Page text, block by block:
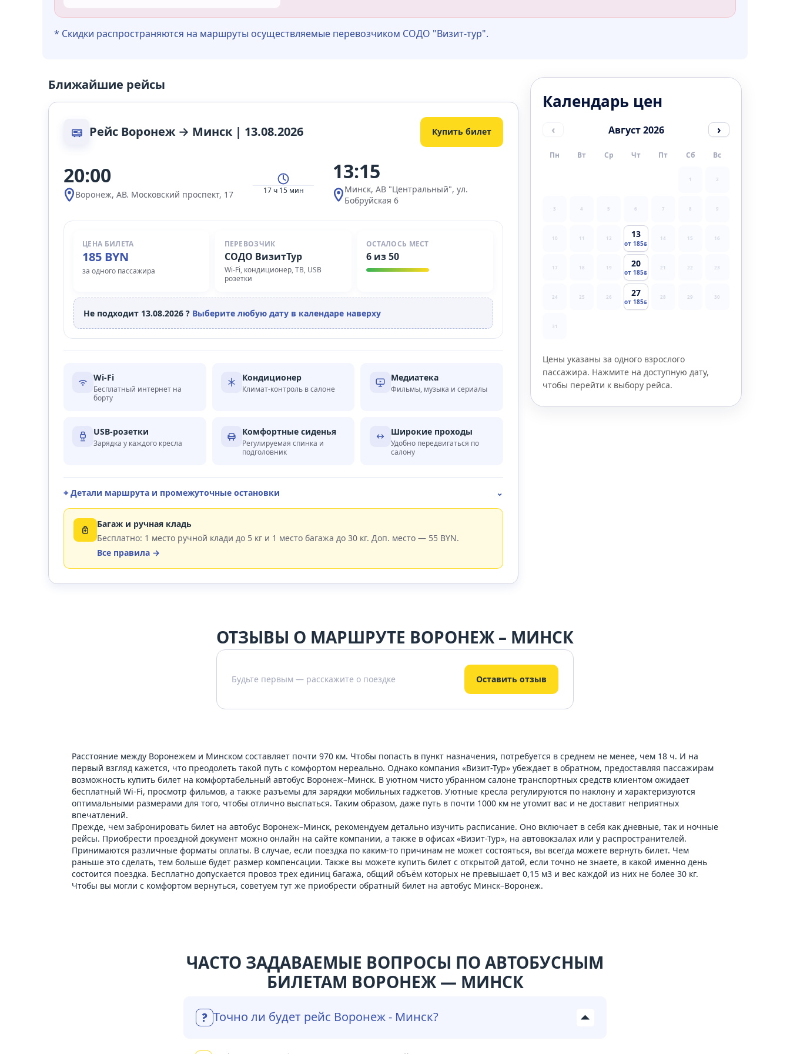
* Скидки распространяются на маршруты осуществляемые перевозчиком СОДО "Визит-тур".
Ближайшие рейсы
Рейс Воронеж → Минск | 13.08.2026 Купить билет
20:00
Воронеж, АВ. Московский проспект, 17 17 ч 15 мин
13:15
Минск, АВ "Центральный", ул.
Бобруйская 6
ЦЕНА БИЛЕТА
185 BYN
за одного пассажира
ПЕРЕВОЗЧИК
СОДО ВизитТур
Wi‑Fi, кондиционер, ТВ, USB
розетки
ОСТАЛОСЬ МЕСТ
6 из 50
Не подходит 13.08.2026 ? Выберите любую дату в календаре наверху
Wi‑Fi
Бесплатный интернет на
борту
Кондиционер
Климат-контроль в салоне
Медиатека
Фильмы, музыка и сериалы
USB-розетки
Зарядка у каждого кресла
Комфортные сиденья
Регулируемая спинка и
подголовник
Широкие проходы
Удобно передвигаться по
салону
⌖ Детали маршрута и промежуточные остановки ⌄
Багаж и ручная кладь
Бесплатно: 1 место ручной клади до 5 кг и 1 место багажа до 30 кг. Доп. место — 55 BYN.
Все правила →
Календарь цен
‹ Август 2026 ›
Пн Вт Ср Чт Пт Сб Вс
1 2
3 4 5 6 7 8 9
10 11 12 13
от 185
14 15 16
17 18 19 20
от 185
21 22 23
24 25 26 27
от 185
28 29 30
31
Цены указаны за одного взрослого
пассажира. Нажмите на доступную дату,
чтобы перейти к выбору рейса.
ОТЗЫВЫ О МАРШРУТЕ ВОРОНЕЖ – МИНСК
Будьте первым — расскажите о поездке Оставить отзыв
Расстояние между Воронежем и Минском составляет почти 970 км. Чтобы попасть в пункт назначения, потребуется в среднем не менее, чем 18 ч. И на
первый взгляд кажется, что преодолеть такой путь с комфортом нереально. Однако компания «Визит-Тур» убеждает в обратном, предоставляя пассажирам
возможность купить билет на комфортабельный автобус Воронеж–Минск. В уютном чисто убранном салоне транспортных средств клиентом ожидает
бесплатный Wi-Fi, просмотр фильмов, а также разъемы для зарядки мобильных гаджетов. Уютные кресла регулируются по наклону и характеризуются
оптимальными размерами для того, чтобы отлично выспаться. Таким образом, даже путь в почти 1000 км не утомит вас и не доставит неприятных
впечатлений.
Прежде, чем забронировать билет на автобус Воронеж–Минск, рекомендуем детально изучить расписание. Оно включает в себя как дневные, так и ночные
рейсы. Приобрести проездной документ можно онлайн на сайте компании, а также в офисах «Визит-Тур», на автовокзалах или у распространителей.
Принимаются различные форматы оплаты. В случае, если поездка по каким-то причинам не может состояться, вы всегда можете вернуть билет. Чем
раньше это сделать, тем больше будет размер компенсации. Также вы можете купить билет с открытой датой, если точно не знаете, в какой именно день
состоится поездка. Бесплатно допускается провоз трех единиц багажа, общий объём которых не превышает 0,15 м3 и вес каждой из них не более 30 кг.
Чтобы вы могли с комфортом вернуться, советуем тут же приобрести обратный билет на автобус Минск–Воронеж.
ЧАСТО ЗАДАВАЕМЫЕ ВОПРОСЫ ПО АВТОБУСНЫМ
БИЛЕТАМ ВОРОНЕЖ — МИНСК
Точно ли будет рейс Воронеж - Минск?